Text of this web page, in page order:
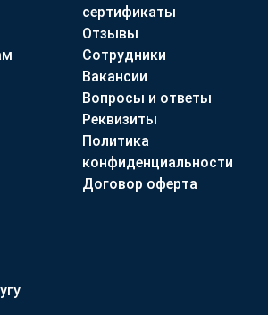
сертификаты
Отзывы
Сотрудники
Вакансии
Вопросы и ответы
Реквизиты
Политика
конфиденциальности
Договор оферта